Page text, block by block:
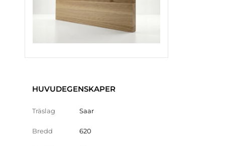
HUVUDEGENSKAPER
Träslag Saar
Bredd 620